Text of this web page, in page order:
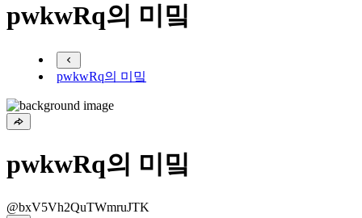
pwkwRq의 미밐
pwkwRq의 미밐
pwkwRq의 미밐
@bxV5Vh2QuTWmruJTK